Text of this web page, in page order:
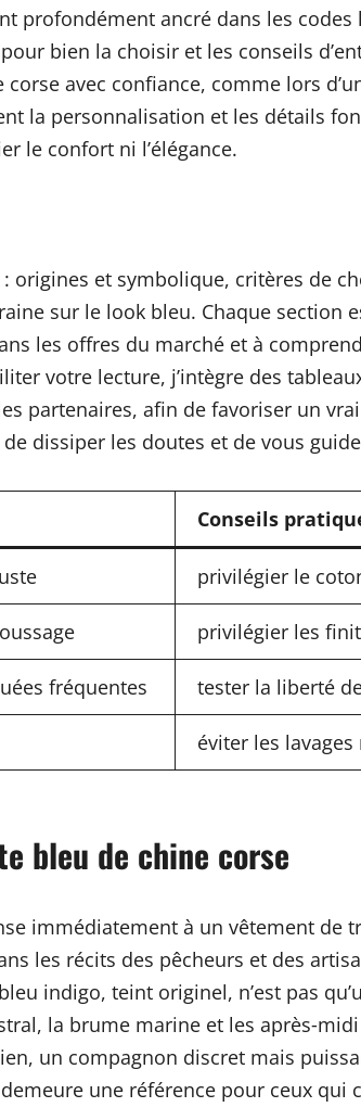
profondément ancré dans les
bien la choisir et les conseils
avec confiance, comme lors
la personnalisation et les détails
le confort ni l’élégance.
origines et symbolique, critères de
sur le look bleu. Chaque section
les offres du marché et à
votre lecture, j’intègre des
partenaires, afin de favoriser un
dissiper les doutes et de vous
Conseils
privilégier le
privilégier les
fréquentes tester la liberté
éviter les
bleu de chine corse
immédiatement à un vêtement de
les récits des pêcheurs et des
indigo, teint originel, n’est pas
la brume marine et les
un compagnon discret mais
une référence pour ceux